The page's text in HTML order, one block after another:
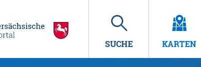
SUCHE KARTEN